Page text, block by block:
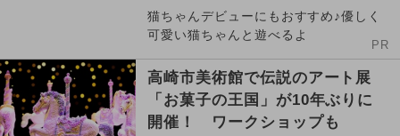
猫ちゃんデビューにもおすすめ♪優しく
可愛い猫ちゃんと遊べるよ
PR
高崎市美術館で伝説のアート展
「お菓子の王国」が10年ぶりに
開催！ ワークショップも